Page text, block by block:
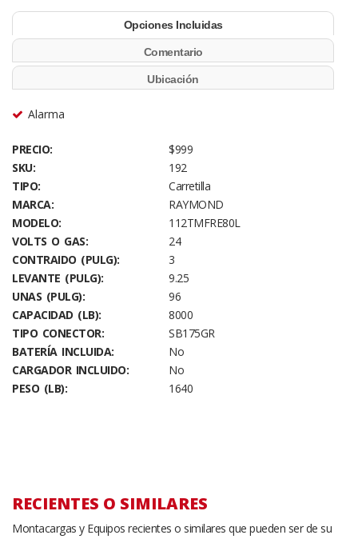
Opciones Incluidas
Comentario
Ubicación
Alarma
PRECIO:
$999
SKU:
192
TIPO:
Carretilla
MARCA:
RAYMOND
MODELO:
112TMFRE80L
VOLTS O GAS:
24
CONTRAIDO (PULG):
3
LEVANTE (PULG):
9.25
UNAS (PULG):
96
CAPACIDAD (LB):
8000
TIPO CONECTOR:
SB175GR
BATERÍA INCLUIDA:
No
CARGADOR INCLUIDO:
No
PESO (LB):
1640
RECIENTES O SIMILARES
Montacargas y Equipos recientes o similares que pueden ser de su